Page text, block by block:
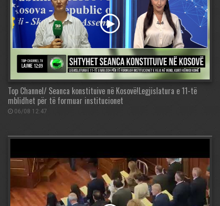
Top Channel/ Seanca konstituive në Kosovë!Legjislatura e 11-të
mblidhet për të formuar institucionet
06/08 12:47